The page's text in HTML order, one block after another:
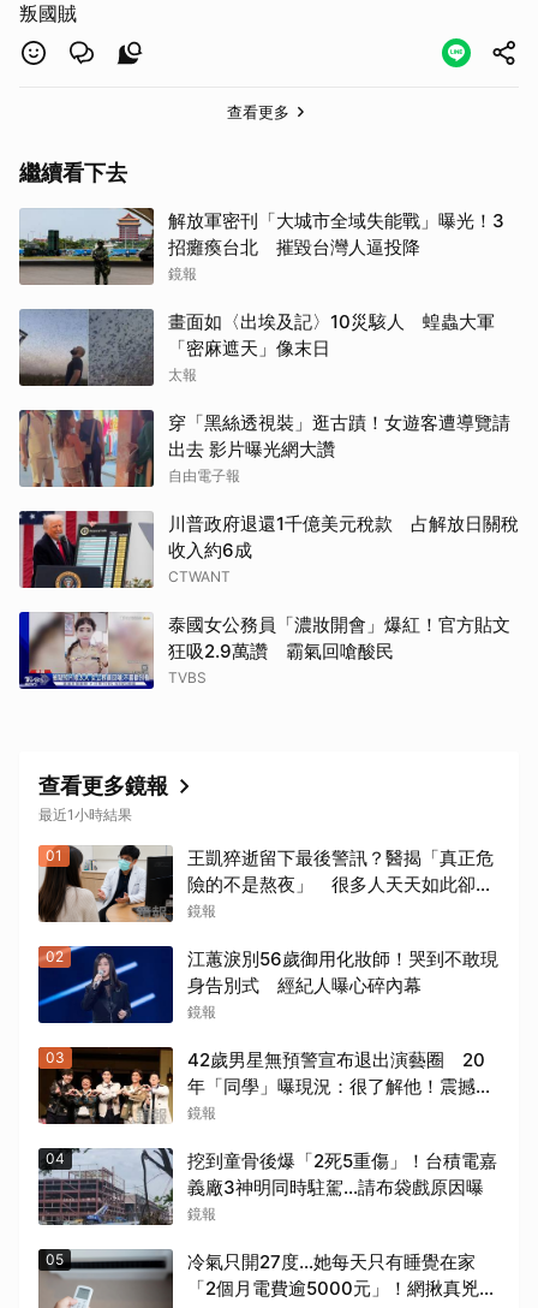
叛國賊
查看更多
繼續看下去
解放軍密刊「大城市全域失能戰」曝光！3
招癱瘓台北 摧毀台灣人逼投降
鏡報
畫面如〈出埃及記〉10災駭人 蝗蟲大軍
「密麻遮天」像末日
太報
穿「黑絲透視裝」逛古蹟！女遊客遭導覽請
出去 影片曝光網大讚
自由電子報
川普政府退還1千億美元稅款 占解放日關稅
收入約6成
CTWANT
泰國女公務員「濃妝開會」爆紅！官方貼文
狂吸2.9萬讚 霸氣回嗆酸民
TVBS
查看更多鏡報
最近1小時結果
01
王凱猝逝留下最後警訊？醫揭「真正危
險的不是熬夜」 很多人天天如此卻不
自知
鏡報
02
江蕙淚別56歲御用化妝師！哭到不敢現
身告別式 經紀人曝心碎內幕
鏡報
03
42歲男星無預警宣布退出演藝圈 20
年「同學」曝現況：很了解他！震撼爆
料「恐懼」這件事
鏡報
04
挖到童骨後爆「2死5重傷」！台積電嘉
義廠3神明同時駐駕...請布袋戲原因曝
鏡報
05
冷氣只開27度…她每天只有睡覺在家
「2個月電費逾5000元」！網揪真兇恐